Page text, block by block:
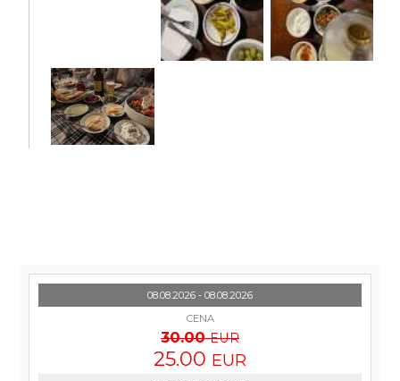
08.08.2026 - 08.08.2026
CENA
30.00 EUR
25.00 EUR